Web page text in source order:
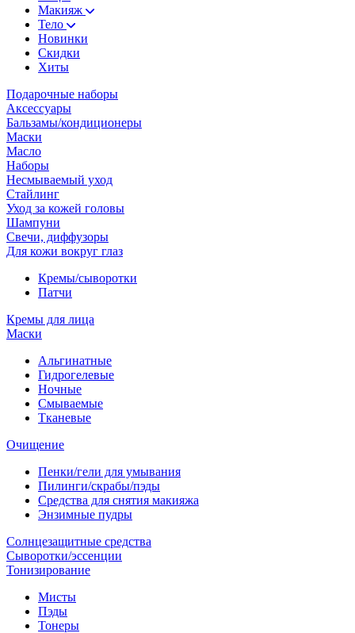
Макияж
Тело
Новинки
Скидки
Хиты
Подарочные наборы
Аксессуары
Бальзамы/кондиционеры
Маски
Масло
Наборы
Несмываемый уход
Стайлинг
Уход за кожей головы
Шампуни
Свечи, диффузоры
Для кожи вокруг глаз
Кремы/сыворотки
Патчи
Кремы для лица
Маски
Альгинатные
Гидрогелевые
Ночные
Смываемые
Тканевые
Очищение
Пенки/гели для умывания
Пилинги/скрабы/пэды
Средства для снятия макияжа
Энзимные пудры
Солнцезащитные средства
Сыворотки/эссенции
Тонизирование
Мисты
Пэды
Тонеры